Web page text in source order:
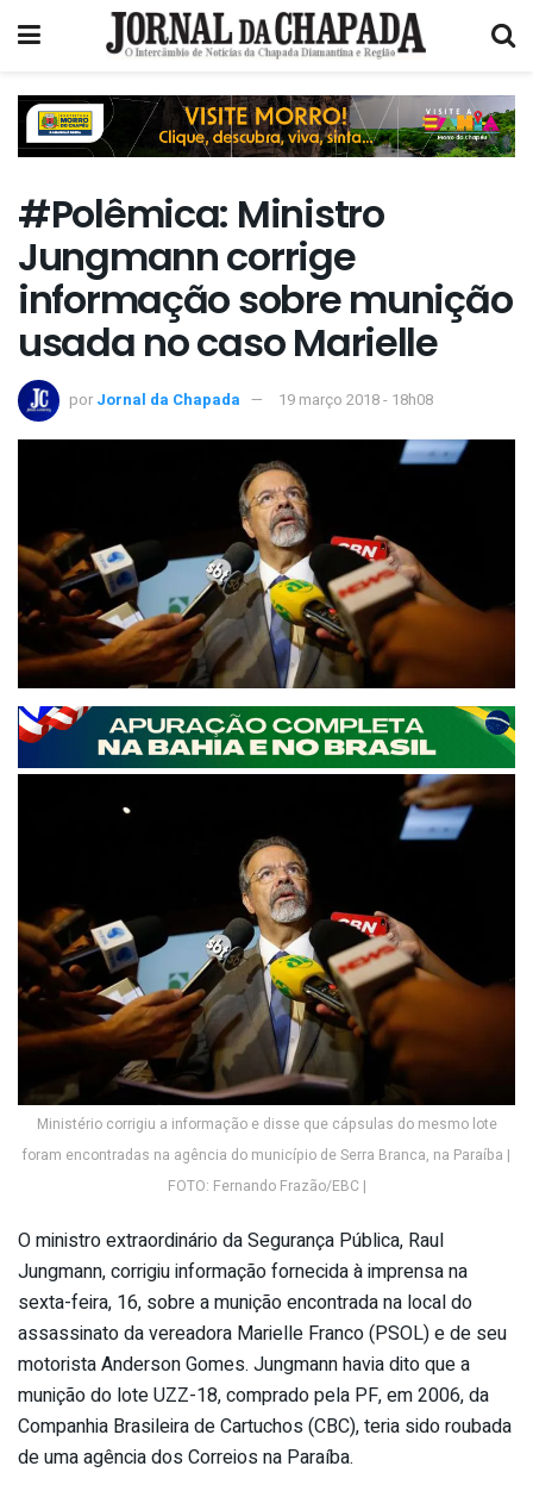
#Polêmica: Ministro
Jungmann corrige
informação sobre munição
usada no caso Marielle
por Jornal da Chapada 19 março 2018 - 18h08
Ministério corrigiu a informação e disse que cápsulas do mesmo lote
foram encontradas na agência do município de Serra Branca, na Paraíba |
FOTO: Fernando Frazão/EBC |
O ministro extraordinário da Segurança Pública, Raul
Jungmann, corrigiu informação fornecida à imprensa na
sexta-feira, 16, sobre a munição encontrada na local do
assassinato da vereadora Marielle Franco (PSOL) e de seu
motorista Anderson Gomes. Jungmann havia dito que a
munição do lote UZZ-18, comprado pela PF, em 2006, da
Companhia Brasileira de Cartuchos (CBC), teria sido roubada
de uma agência dos Correios na Paraíba.